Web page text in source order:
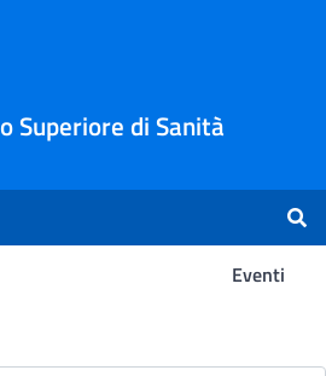
Superiore di Sanità
Eventi
Ricerca -